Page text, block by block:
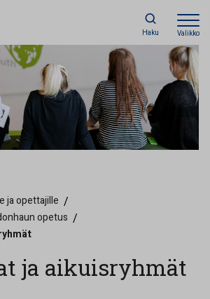
Haku Valikko
ja opettajille /
opetus /
ja aikuisryhmät